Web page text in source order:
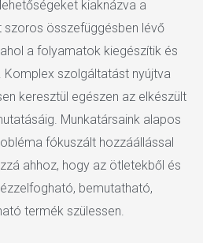
kiaknázva a
összefüggésben lévő
a folyamatok kiegészítik és
szolgáltatást nyújtva
keresztül egészen az elkészült
Munkatársaink alapos
fókuszált hozzáállással
ahhoz, hogy az ötletekből és
bemutatható,
termék szülessen.